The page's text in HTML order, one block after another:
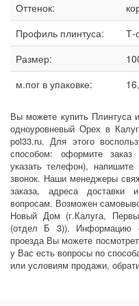
Оттенок:
Профиль плинтуса:
Т-
Размер:
м.пог в упаковке:
Вы можете купить Плинтуса
одноуровневый Орех в
pol33.ru. Для этого
способом: оформите заказ
указать телефон),
звонок. Наши менеджеры
заказа, адреса доставки
вопросам. Возможен
Новый Дом (г.Калуга,
(отдел Б 3)). Информацию
проезда Вы можете
у Вас есть вопросы по
или условиям продажи,